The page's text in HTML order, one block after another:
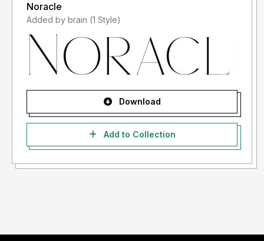
Noracle
Added by brain (1 Style)
Download
Add to Collection